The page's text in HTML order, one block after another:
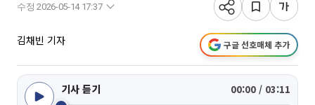
수정 2026-05-14 17:37
김채빈 기자 구글 선호매체 추가
기사 듣기 00:00 / 03:11